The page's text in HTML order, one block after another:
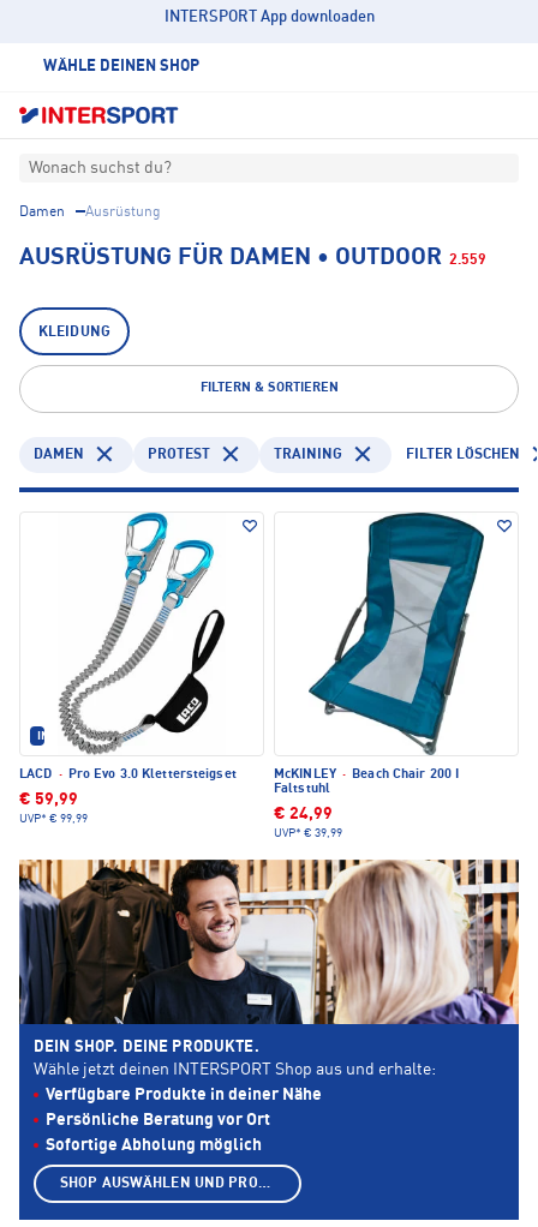
INTERSPORT App downloaden
WÄHLE DEINEN SHOP
Wonach suchst du?
Damen Ausrüstung
AUSRÜSTUNG FÜR DAMEN • OUTDOOR 2.559
KLEIDUNG
FILTERN & SORTIEREN
DAMEN PROTEST TRAINING FILTER LÖSCHEN
IM SET ERHÄLTLICH
LACD · Pro Evo 3.0 Klettersteigset
€ 59,99
UVP* € 99,99
McKINLEY ·
Beach Chair 200 I
Faltstuhl
€ 24,99
UVP* € 39,99
DEIN SHOP. DEINE PRODUKTE.
Wähle jetzt deinen INTERSPORT Shop aus und erhalte:
Verfügbare Produkte in deiner Nähe
Persönliche Beratung vor Ort
Sofortige Abholung möglich
SHOP AUSWÄHLEN UND PRODUKTE ANZEIGEN